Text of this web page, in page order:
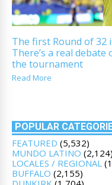
The first Round of 32
There’s a real
the tournament
Read More
POPULAR
FEATURED (5,532)
MUNDO LATINO (2,124)
LOCALES / REGIONAL
BUFFALO (2,155)